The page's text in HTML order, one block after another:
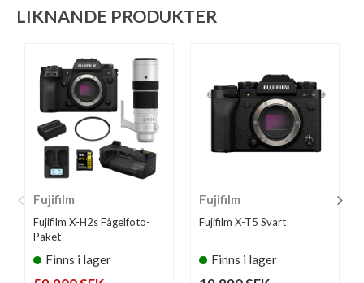
LIKNANDE PRODUKTER
Fujifilm
Fujifilm X-H2s Fågelfoto-
Paket
Finns i lager
Fujifilm
Fujifilm X-T5 Svart
Finns i lager